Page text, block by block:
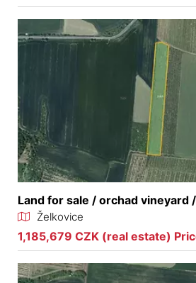
Land for sale / orchad vineyard
Želkovice
1,185,679 CZK (real estate)